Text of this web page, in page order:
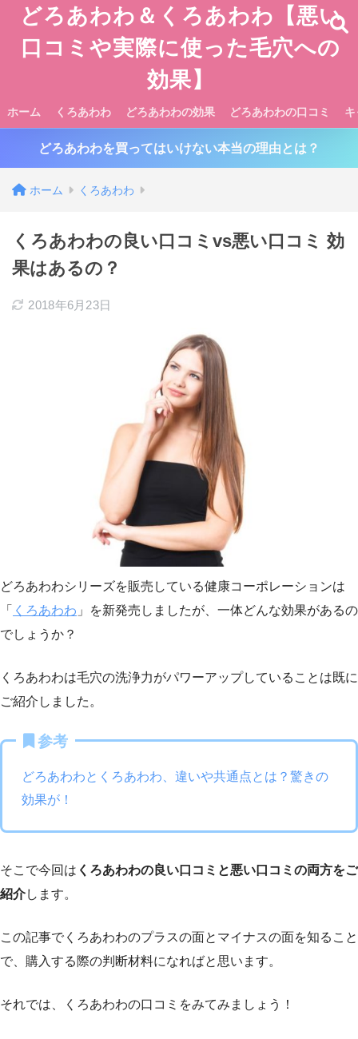
どろあわわ＆くろあわわ【悪い
口コミや実際に使った毛穴への
効果】
ホーム くろあわわ どろあわわの効果 どろあわわの口コミ
どろあわわを買ってはいけない本当の理由とは？
ホーム くろあわわ
くろあわわの良い口コミvs悪い口コミ 効
果はあるの？
2018年6月23日
どろあわわシリーズを販売している健康コーポレーションは
「 くろあわわ 」を新発売しましたが、一体どんな効果があるの
でしょうか？
くろあわわは毛穴の洗浄力がパワーアップしていることは既に
ご紹介しました。
参考
どろあわわとくろあわわ、違いや共通点とは？驚きの
効果が！
そこで今回は くろあわわの良い口コミと悪い口コミの両方をご
紹介します。
この記事でくろあわわのプラスの面とマイナスの面を知ること
で、購入する際の判断材料になればと思います。
それでは、くろあわわの口コミをみてみましょう！